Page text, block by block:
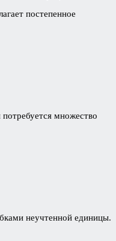
постепенное
множество
неучтенной единицы.